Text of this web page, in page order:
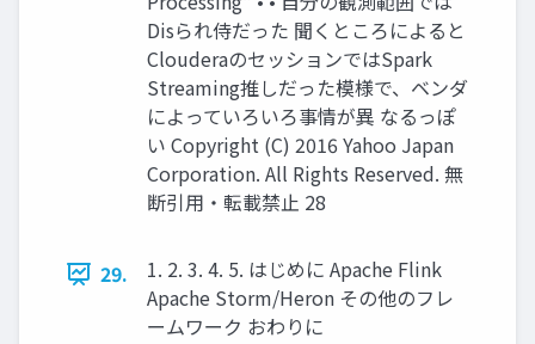
Disられ侍だった 聞くところによると
ClouderaのセッションではSpark
Streaming推しだった模様で、ベンダ
によっていろいろ事情が異 なるっぽ
い Copyright (C) 2016 Yahoo Japan
Corporation. All Rights Reserved. 無
断引用・転載禁止 28
29.
1. 2. 3. 4. 5. はじめに Apache Flink
Apache Storm/Heron その他のフレ
ームワーク おわりに